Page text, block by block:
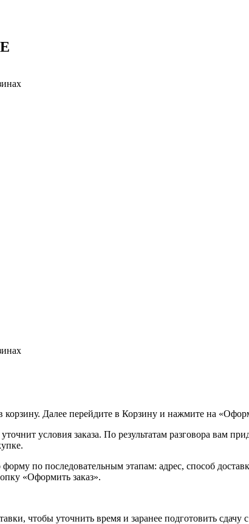
Далее перейдите в Корзину и нажмите на
условия заказа. По результатам разговора вам
по последовательным этапам: адрес, способ
«Оформить заказ».
чтобы уточнить время и заранее подготовить